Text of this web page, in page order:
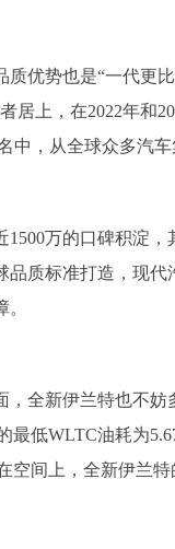
优势也是“一代更
上，在2022年和
中，从全球众多汽
万的口碑积淀
质标准打造，现
全新伊兰特也不
低WLTC油耗为
间上，全新伊兰